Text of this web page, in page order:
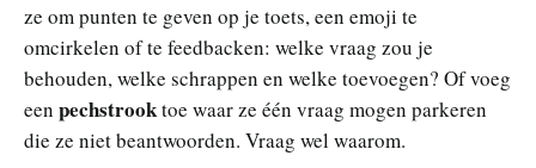
ze om punten te geven op je toets, een emoji te
omcirkelen of te feedbacken: welke vraag zou je
behouden, welke schrappen en welke toevoegen? Of voeg
een pechstrooktoe waar ze één vraag mogen parkeren
die ze niet beantwoorden. Vraag wel waarom.